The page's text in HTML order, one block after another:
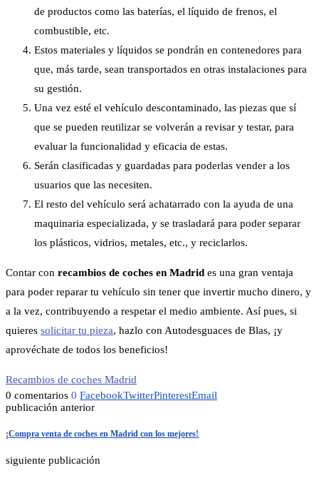
de productos como las baterías, el líquido de frenos, el
combustible, etc.
Estos materiales y líquidos se pondrán en contenedores para
que, más tarde, sean transportados en otras instalaciones para
su gestión.
Una vez esté el vehículo descontaminado, las piezas que sí
que se pueden reutilizar se volverán a revisar y testar, para
evaluar la funcionalidad y eficacia de estas.
Serán clasificadas y guardadas para poderlas vender a los
usuarios que las necesiten.
El resto del vehículo será achatarrado con la ayuda de una
maquinaria especializada, y se trasladará para poder separar
los plásticos, vidrios, metales, etc., y reciclarlos.
Contar con recambios de coches en Madrid es una gran ventaja
para poder reparar tu vehículo sin tener que invertir mucho dinero, y
a la vez, contribuyendo a respetar el medio ambiente. Así pues, si
quieres solicitar tu pieza, hazlo con Autodesguaces de Blas, ¡y
aprovéchate de todos los beneficios!
Recambios de coches Madrid
0 comentarios 0 FacebookTwitterPinterestEmail
publicación anterior
¡Compra venta de coches en Madrid con los mejores!
siguiente publicación